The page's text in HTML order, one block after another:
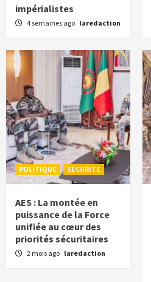
impérialistes
4 semaines ago laredaction
POLITIQUE SECURITE
AES : La montée en
puissance de la Force
unifiée au cœur des
priorités sécuritaires
2 mois ago laredaction